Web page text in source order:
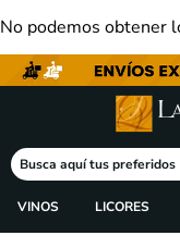
No podemos obtener
Busca aquí tus
VINOS LICORES